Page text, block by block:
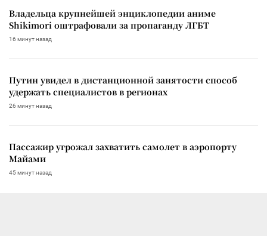
Владельца крупнейшей энциклопедии аниме
Shikimori оштрафовали за пропаганду ЛГБТ
16 минут назад
Путин увидел в дистанционной занятости способ
удержать специалистов в регионах
26 минут назад
Пассажир угрожал захватить самолет в аэропорту
Майами
45 минут назад